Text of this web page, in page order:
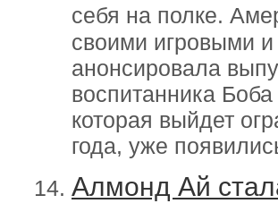
себя на полке.
своими игровыми
анонсировала
воспитанника
которая выйдет
года, уже
Алмонд Ай